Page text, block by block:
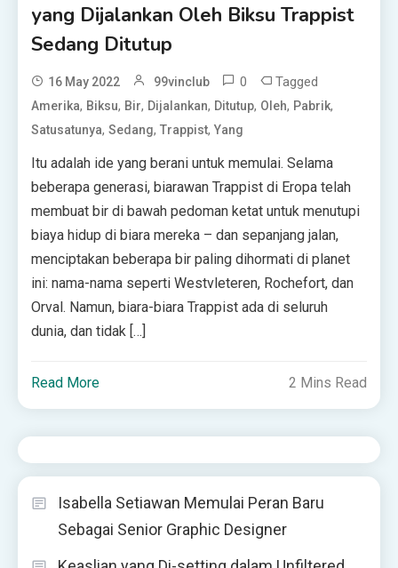
yang Dijalankan Oleh Biksu Trappist
Sedang Ditutup
16 May 2022 99vinclub 0 Tagged
Amerika, Biksu, Bir, Dijalankan, Ditutup, Oleh, Pabrik,
Satusatunya,Sedang,Trappist,Yang
Itu adalah ide yang berani untuk memulai. Selama
beberapa generasi, biarawan Trappist di Eropa telah
membuat bir di bawah pedoman ketat untuk menutupi
biaya hidup di biara mereka – dan sepanjang jalan,
menciptakan beberapa bir paling dihormati di planet
ini: nama-nama seperti Westvleteren, Rochefort, dan
Orval. Namun, biara-biara Trappist ada di seluruh
dunia, dan tidak […]
Read More 2 Mins Read
Isabella Setiawan Memulai Peran Baru
Sebagai Senior Graphic Designer